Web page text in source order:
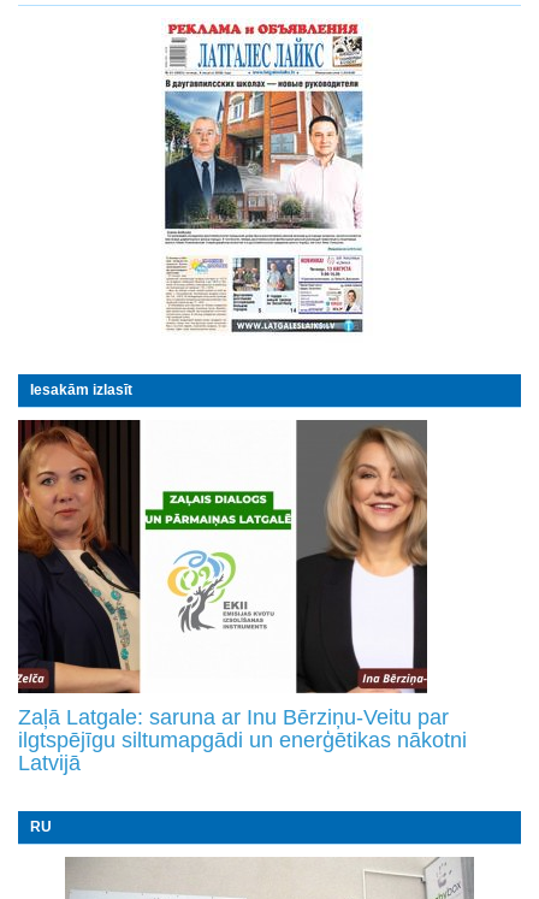
Iesakām izlasīt
Zaļā Latgale: saruna ar Inu Bērziņu-Veitu par
ilgtspējīgu siltumapgādi un enerģētikas nākotni
Latvijā
RU